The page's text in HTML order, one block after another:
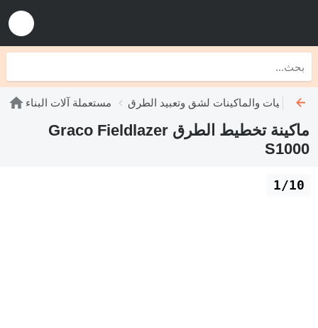
مستعملة آلات البناء الآليات والماكينات لشق وتعبيد الطرق
ماكينة تخطيط الطرق Graco Fieldlazer
S1000
1/10